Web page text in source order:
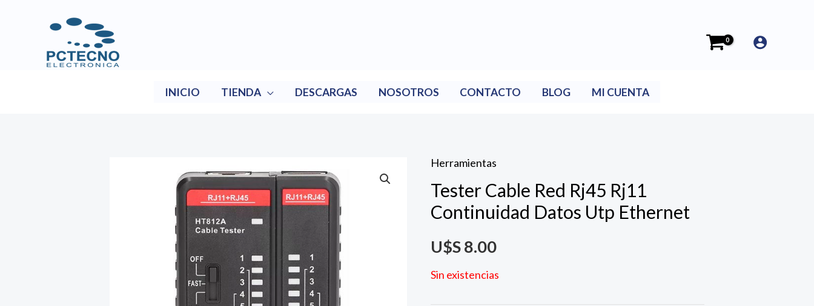
contenido
INICIO TIENDA DESCARGAS NOSOTROS CONTACTO BLOG MI CUENTA
Herramientas
Tester Cable Red Rj45 Rj11
Continuidad Datos Utp Ethernet
U$S8.00
Sin existencias